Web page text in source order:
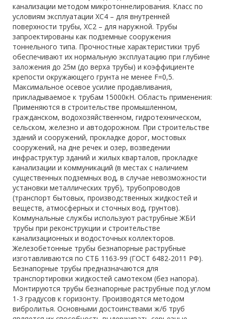
канализации методом микротоннелирования. Класс по
условиям эксплуатации ХС4 – для внутренней
поверхности трубы, ХС2 – для наружной. Трубы
запроектированы как подземные сооружения
тоннельного типа. Прочностные характеристики труб
обеспечивают их нормальную эксплуатацию при глубине
заложения до 25м (до верха трубы) и коэффициенте
крепости окружающего грунта не менее F=0,5.
Максимальное осевое усилие продавливания,
прикладываемое к трубам 15000кН. Область применения:
Применяются в строительстве промышленном,
гражданском, водохозяйственном, гидротехническом,
сельском, железно и автодорожном. При строительстве
зданий и сооружений, прокладке дорог, мостовых
сооружений, на дне речек и озер, возведении
инфраструктур зданий и жилых кварталов, прокладке
канализации и коммуникаций (в местах с наличием
существенных подземных вод, в случае невозможности
установки металлических труб), трубопроводов
(транспорт бытовых, производственных жидкостей и
веществ, атмосферных и сточных вод, грунтов).
Коммунальные службы используют раструбные ЖБИ
трубы при реконструкции и строительстве
канализационных и водосточных коллекторов.
Железобетонные трубы безнапорные раструбные
изготавливаются по СТБ 1163-99 (ГОСТ 6482-2011 РФ).
Безнапорные трубы предназначаются для
транспортировки жидкостей самотеком (без напора).
Монтируются трубы безнапорные раструбные под углом
1-3 градусов к горизонту. Производятся методом
вибролитья. Основными достоинствами ж/б труб